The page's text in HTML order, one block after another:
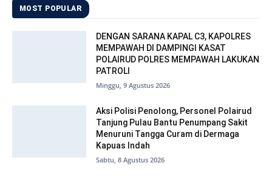
MOST POPULAR
DENGAN SARANA KAPAL C3, KAPOLRES
MEMPAWAH DI DAMPINGI KASAT
POLAIRUD POLRES MEMPAWAH LAKUKAN
PATROLI
Minggu, 9 Agustus 2026
Aksi Polisi Penolong, Personel Polairud
Tanjung Pulau Bantu Penumpang Sakit
Menuruni Tangga Curam di Dermaga
Kapuas Indah
Sabtu, 8 Agustus 2026